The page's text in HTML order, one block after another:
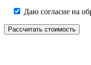
Даю согласие на